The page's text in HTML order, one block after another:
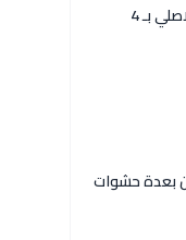
طريقة عمل مَن السما العراقي الاصلي بـ 4
بعدة حشوات